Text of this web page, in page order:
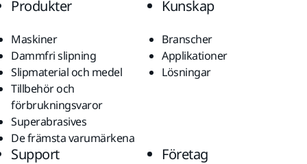
Produkter
Maskiner
Dammfri slipning
Slipmaterial och medel
Tillbehör och
förbrukningsvaror
Superabrasives
De främsta varumärkena
Kunskap
Branscher
Applikationer
Lösningar
Support Företag